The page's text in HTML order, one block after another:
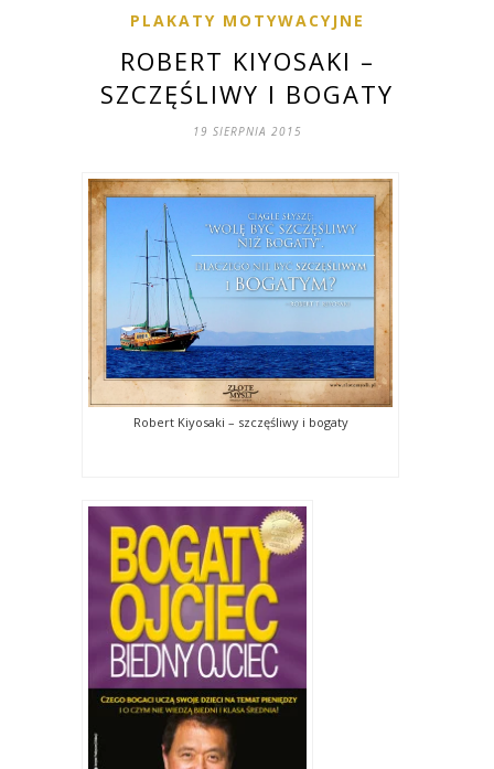
PLAKATY MOTYWACYJNE
ROBERT KIYOSAKI –
SZCZĘŚLIWY I BOGATY
19 SIERPNIA 2015
Robert Kiyosaki – szczęśliwy i bogaty